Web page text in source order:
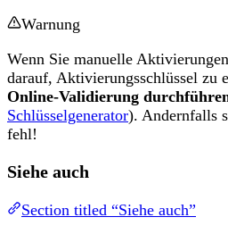
Warnung
Wenn Sie manuelle
darauf, Aktivierungsschlüssel zu
Online-Validierung
Schlüsselgenerator). Andernfalls
fehl!
Siehe auch
Section titled “Siehe auch”